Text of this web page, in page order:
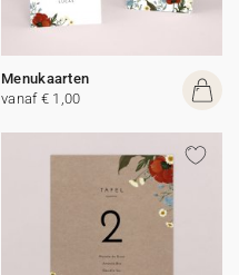
Menukaarten
vanaf € 1,00